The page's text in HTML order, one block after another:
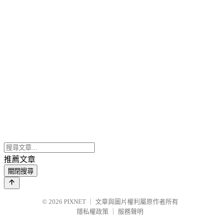
推薦文章
關閉搜尋
© 2026 PIXNET
文章與圖片權利屬原作者所有
隱私權政策
服務聲明